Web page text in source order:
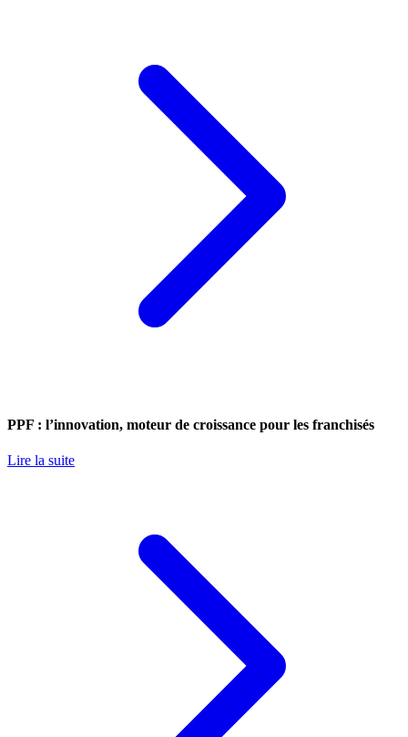
PPF : l’innovation, moteur de croissance pour les franchisés
Lire la suite